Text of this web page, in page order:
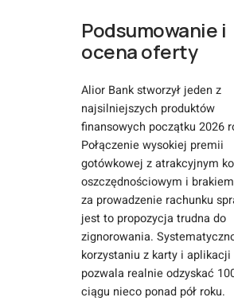
Podsumowanie i
ocena oferty
Alior Bank stworzył jeden z
najsilniejszych produktów
finansowych początku 2026
Połączenie wysokiej premii
gotówkowej z atrakcyjnym
oszczędnościowym i
za prowadzenie rachunku
jest to propozycja trudna do
zignorowania.
korzystaniu z karty i aplikacji
pozwala realnie odzyskać
ciągu nieco ponad pół roku.